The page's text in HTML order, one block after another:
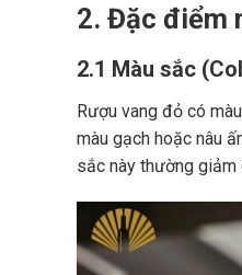
2. Đặc điểm
2.1 Màu sắc
Rượu vang đỏ có
màu gạch hoặc nâu
sắc này thường giảm